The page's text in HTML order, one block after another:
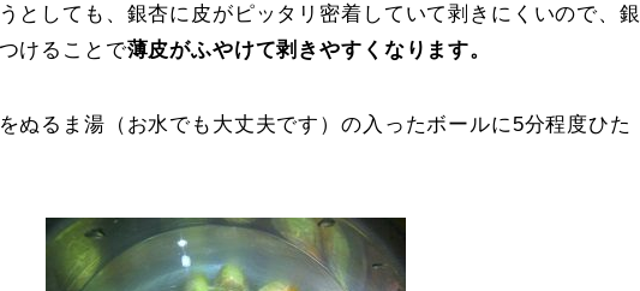
としても、銀杏に皮がピッタリ密着していて剥きにくいので、銀
けることで薄皮がふやけて剥きやすくなります。
るま湯（お水でも大丈夫です）の入ったボールに 5分程度ひた